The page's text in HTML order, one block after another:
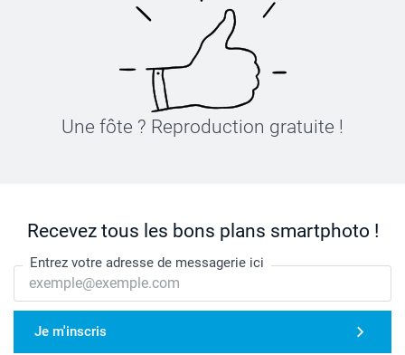
Une fôte ? Reproduction gratuite !
Recevez tous les bons plans smartphoto !
Entrez votre adresse de messagerie ici
Je m'inscris